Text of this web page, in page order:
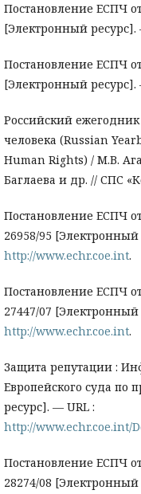
Постановление ЕСПЧ
[Электронный ресурс].
Постановление ЕСПЧ
[Электронный ресурс].
Российский
человека (Russian
Human Rights) / М.В.
Баглаева и др. // СПС
Постановление ЕСПЧ
26958/95
http://www.echr.coe.int.
Постановление ЕСПЧ
27447/07
http://www.echr.coe.int.
Защита репутации :
Европейского суда по
ресурс]. — URL :
http://www.echr.coe.int/
Постановление ЕСПЧ
28274/08